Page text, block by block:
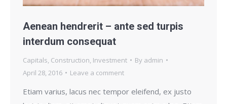
Aenean hendrerit – ante sed turpis
interdum consequat
Capitals, Construction, Investment By admin
April 28, 2016
Leave a comment
Etiam varius, lacus nec tempor eleifend, ex justo